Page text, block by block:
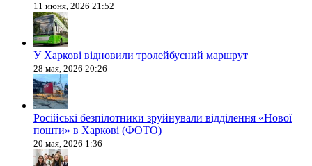
11 июня, 2026 21:52
У Харкові відновили тролейбусний маршрут
28 мая, 2026 20:26
Російські безпілотники зруйнували відділення «Нової
пошти» в Харкові (ФОТО)
20 мая, 2026 1:36